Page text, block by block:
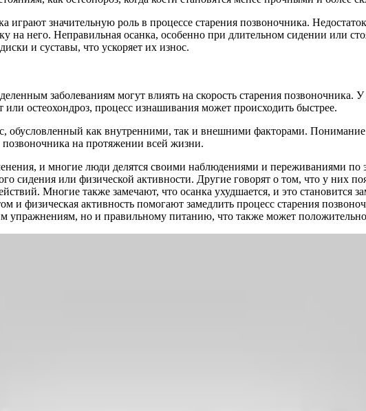
значительную роль в процессе старения позвоночника.
него. Неправильная осанка, особенно при длительном сидении или
и суставы, что ускоряет их износ.
заболеваниям могут влиять на скорость старения позвоночника.
остеохондроз, процесс изнашивания может происходить быстрее.
как внутренними, так и внешними факторами. Понимание
на протяжении всей жизни.
и многие люди делятся своими наблюдениями и переживаниями
сидения или физической активности. Другие говорят о том, что у них
Многие также замечают, что осанка ухудшается, и это становится
и физическая активность помогают замедлить процесс старения
упражнениям, но и правильному питанию, что также может положительно